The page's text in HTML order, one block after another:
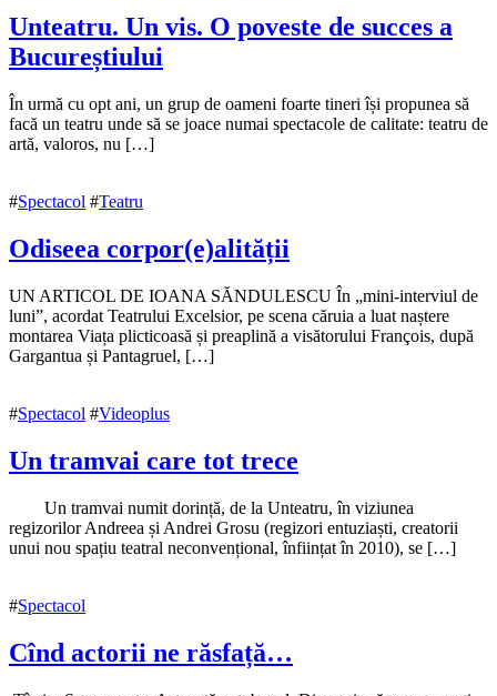
Unteatru. Un vis. O poveste de succes a
Bucureștiului
7
noiembrie
20187
În urmă cu opt ani, un grup de oameni foarte tineri își propunea să
facă un teatru unde să se joace numai spectacole de calitate: teatru de
artă, valoros, nu […]
#Spectacol #Teatru
Odiseea corpor(e)alității
21
februarie
201826
februarie
UN ARTICOL DE IOANA SĂNDULESCU În „mini-interviul de
luni”, acordat Teatrului Excelsior, pe scena căruia a luat naștere
montarea Viața plicticoasă și preaplină a visătorului François, după
Gargantua și Pantagruel, […]
#Spectacol #Videoplus
Un tramvai care tot trece
octombrie
2017 9
Un tramvai numit dorință, de la Unteatru, în viziunea
regizorilor Andreea și Andrei Grosu (regizori entuziaști, creatorii
unui nou spațiu teatral neconvențional, înființat în 2010), se […]
#Spectacol
Cînd actorii ne răsfață…